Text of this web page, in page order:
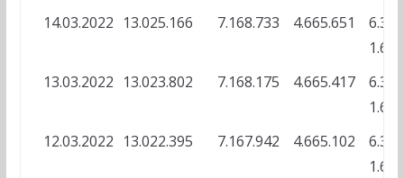
14.03.2022 13.025.166 7.168.733 4.665.651
13.03.2022 13.023.802 7.168.175 4.665.417
12.03.2022 13.022.395 7.167.942 4.665.102